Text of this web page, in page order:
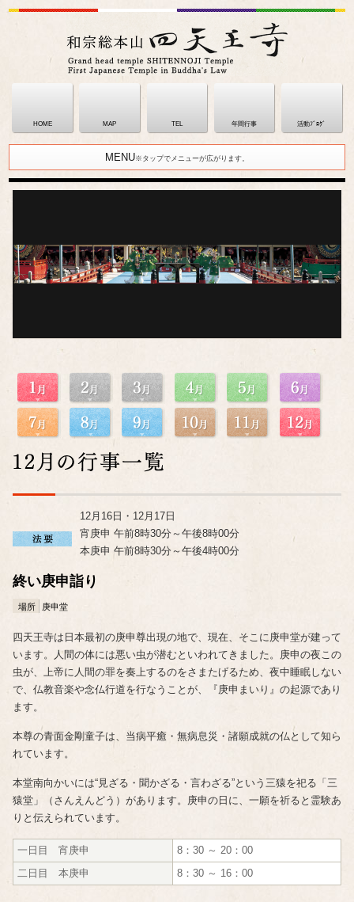
HOME MAP TEL 年間行事 活動ﾌﾞﾛｸﾞ
MENU※タップでメニューが広がります。
12月16日・12月17日
宵庚申 午前8時30分～午後8時00分
本庚申 午前8時30分～午後4時00分
終い庚申詣り
場所 庚申堂
四天王寺は日本最初の庚申尊出現の地で、現在、そこに庚申堂が建って
います。人間の体には悪い虫が潜むといわれてきました。庚申の夜この
虫が、上帝に人間の罪を奏上するのをさまたげるため、夜中睡眠しない
で、仏教音楽や念仏行道を行なうことが、『庚申まいり』の起源であり
ます。
本尊の青面金剛童子は、当病平癒・無病息災・諸願成就の仏として知ら
れています。
本堂南向かいには“見ざる・聞かざる・言わざる”という三猿を祀る「三
猿堂」（さんえんどう）があります。庚申の日に、一願を祈ると霊験あ
りと伝えられています。
一日目 宵庚申
8：30 ～ 20：00
二日目 本庚申
8：30 ～ 16：00